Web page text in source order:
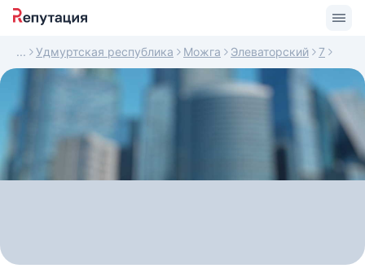
Удмуртская республика Можга Элеваторский 7